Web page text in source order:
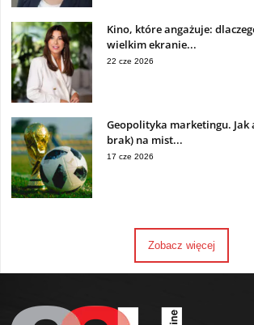
Kino, które angażuje:
wielkim ekranie...
22 cze 2026
Geopolityka marketingu. Jak
brak) na mist...
17 cze 2026
Zobacz więcej